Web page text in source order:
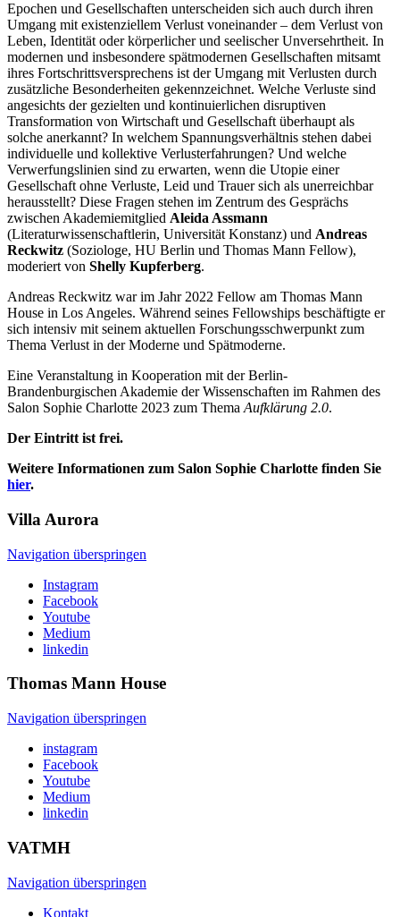
Epochen und Gesellschaften unterscheiden sich auch durch ihren
Umgang mit existenziellem Verlust voneinander – dem Verlust von
Leben, Identität oder körperlicher und seelischer Unversehrtheit. In
modernen und insbesondere spätmodernen Gesellschaften mitsamt
ihres Fortschrittsversprechens ist der Umgang mit Verlusten durch
zusätzliche Besonderheiten gekennzeichnet. Welche Verluste sind
angesichts der gezielten und kontinuierlichen disruptiven
Transformation von Wirtschaft und Gesellschaft überhaupt als
solche anerkannt? In welchem Spannungs­verhältnis stehen dabei
individuelle und kollektive Verlusterfahrungen? Und welche
Verwerfungslinien sind zu erwarten, wenn die Utopie einer
Gesellschaft ohne Verluste, Leid und Trauer sich als unerreichbar
herausstellt? Diese Fragen stehen im Zentrum des Gesprächs
zwischen Akademiemitglied Aleida Assmann
(Literaturwissenschaftlerin, Universität Konstanz) und Andreas
Reckwitz (Soziologe, HU Berlin und Thomas Mann Fellow),
moderiert von Shelly Kupferberg.
Andreas Reckwitz war im Jahr 2022 Fellow am Thomas Mann
House in Los Angeles. Während seines Fellowships beschäftigte er
sich intensiv mit seinem aktuellen Forschungsschwerpunkt zum
Thema Verlust in der Moderne und Spätmoderne.
Eine Veranstaltung in Kooperation mit der Berlin-
Brandenburgischen Akademie der Wissenschaften im Rahmen des
Salon Sophie Charlotte 2023 zum Thema Aufklärung 2.0.
Der Eintritt ist frei.
Weitere Informationen zum Salon Sophie Charlotte finden Sie
hier.
Villa Aurora
Navigation überspringen
Instagram
Facebook
Youtube
Medium
linkedin
Thomas Mann House
Navigation überspringen
instagram
Facebook
Youtube
Medium
linkedin
VATMH
Navigation überspringen
Kontakt